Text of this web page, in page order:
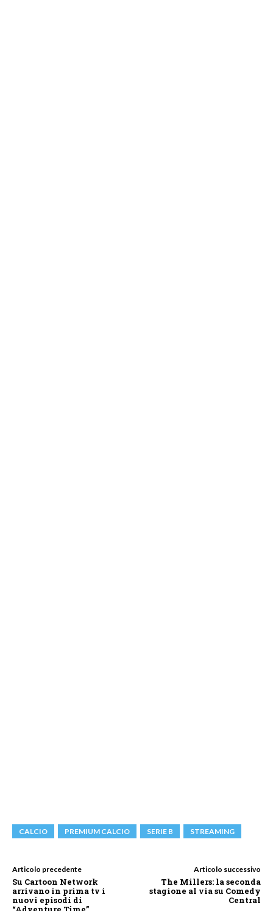
CALCIO PREMIUM CALCIO SERIE B STREAMING
Articolo precedente
Su Cartoon Network
arrivano in prima tv i
nuovi episodi di
Articolo successivo
The Millers: la seconda
stagione al via su Comedy
Central